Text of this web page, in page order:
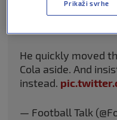
Coca-Cola bottles
He quickly moved
Cola aside. And
instead.
— Football Talk
Prikaži svrhe